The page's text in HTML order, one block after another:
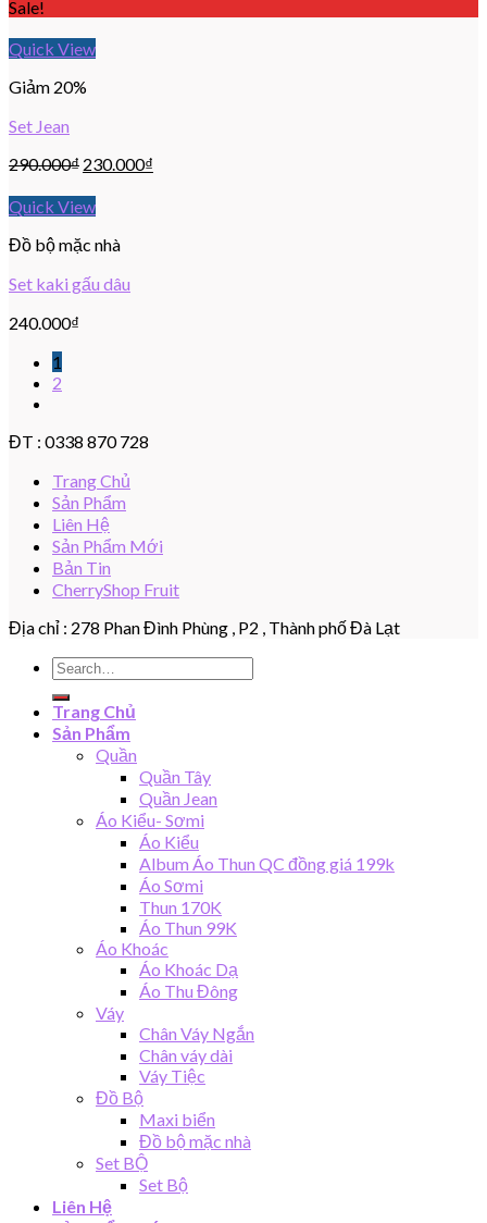
Sale!
Quick View
Giảm 20%
Set Jean
290.000₫ 230.000₫
Quick View
Đồ bộ mặc nhà
Set kaki gấu dâu
240.000₫
1
2
ĐT : 0338 870 728
Trang Chủ
Sản Phẩm
Liên Hệ
Sản Phẩm Mới
Bản Tin
CherryShop Fruit
Địa chỉ : 278 Phan Đình Phùng , P2 , Thành phố Đà Lạt
Search
for:
Trang Chủ
Sản Phẩm
Quần
Quần Tây
Quần Jean
Áo Kiểu- Sơmi
Áo Kiểu
Album Áo Thun QC đồng giá 199k
Áo Sơmi
Thun 170K
Áo Thun 99K
Áo Khoác
Áo Khoác Dạ
Áo Thu Đông
Váy
Chân Váy Ngắn
Chân váy dài
Váy Tiệc
Đồ Bộ
Maxi biển
Đồ bộ mặc nhà
Set BỘ
Set Bộ
Liên Hệ